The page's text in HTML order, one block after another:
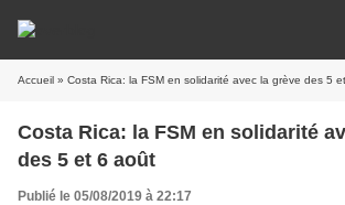
Accueil » Costa Rica: la FSM en solidarité avec la grève des 5
Costa Rica: la FSM en solidarité
des 5 et 6 août
Publié le 05/08/2019 à 22:17